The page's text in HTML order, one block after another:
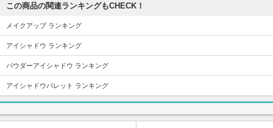
この商品の関連ランキングもCHECK！
メイクアップ ランキング
アイシャドウ ランキング
パウダーアイシャドウ ランキング
アイシャドウパレット ランキング